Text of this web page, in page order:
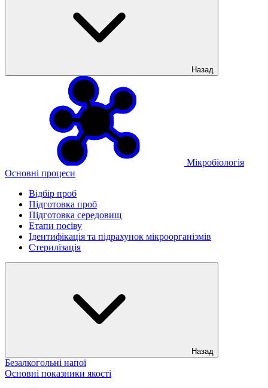
Назад
Мікробіологія
Основні процеси
Відбір проб
Підготовка проб
Підготовка середовищ
Етапи посіву
Ідентифікація та підрахунок мікроорганізмів
Стерилізація
Назад
Безалкогольні напої
Основні показники якості